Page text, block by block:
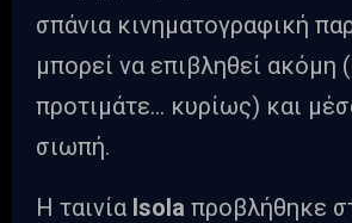
σπάνια κινηματογραφική
μπορεί να επιβληθεί ακόμη
προτιμάτε… κυρίως) και
σιωπή.
Η ταινία Isola προβλήθηκε